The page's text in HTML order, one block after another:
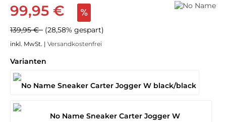
99,95 €
139,95 € (28,58% gespart)
inkl. MwSt. | Versandkostenfrei
Varianten